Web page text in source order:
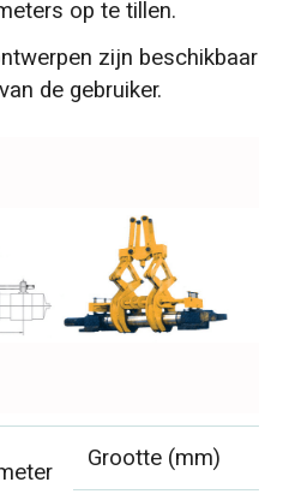
op te tillen.
zijn beschikbaar
de gebruiker.
Grootte (mm)